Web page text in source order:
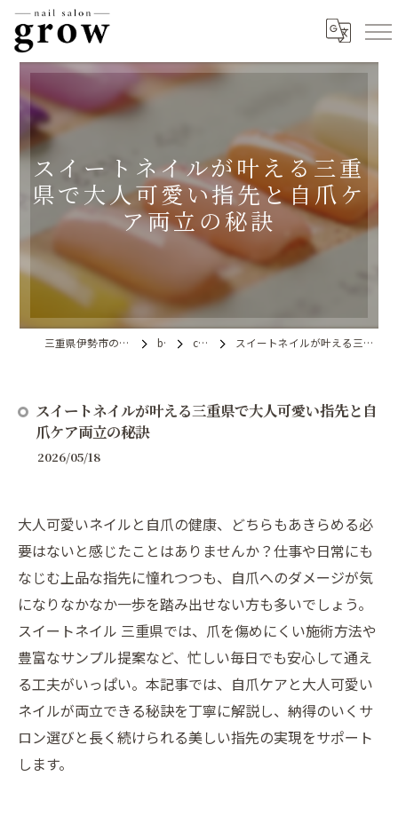
スイートネイルが叶える三重
県で大人可愛い指先と自爪ケ
ア両立の秘訣
三重県伊勢市のネイルならnail salon grow blog column スイートネイルが叶える三重県で大人可愛い指先と自爪ケア両立の秘訣
スイートネイルが叶える三重県で大人可愛い指先と自
爪ケア両立の秘訣
2026/05/18
大人可愛いネイルと自爪の健康、どちらもあきらめる必
要はないと感じたことはありませんか？仕事や日常にも
なじむ上品な指先に憧れつつも、自爪へのダメージが気
になりなかなか一歩を踏み出せない方も多いでしょう。
スイートネイル 三重県では、爪を傷めにくい施術方法や
豊富なサンプル提案など、忙しい毎日でも安心して通え
る工夫がいっぱい。本記事では、自爪ケアと大人可愛い
ネイルが両立できる秘訣を丁寧に解説し、納得のいくサ
ロン選びと長く続けられる美しい指先の実現をサポート
します。